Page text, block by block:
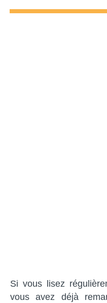
Si vous lisez
vous avez déjà